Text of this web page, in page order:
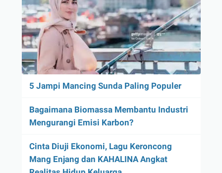
5 Jampi Mancing Sunda Paling Populer
Bagaimana Biomassa Membantu Industri
Mengurangi Emisi Karbon?
Cinta Diuji Ekonomi, Lagu Keroncong
Mang Enjang dan KAHALINA Angkat